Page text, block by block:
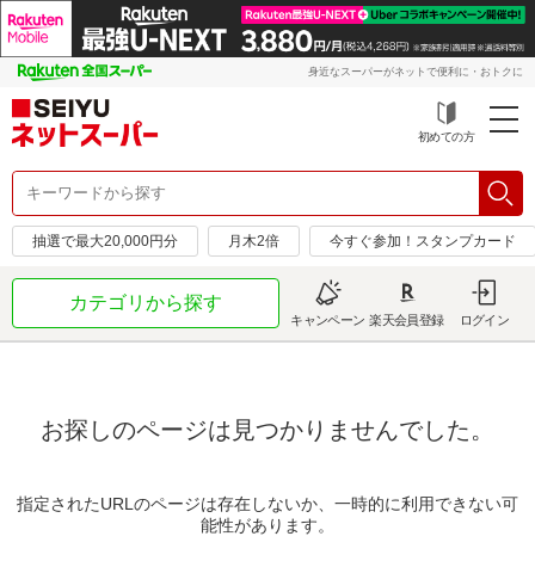
身近なスーパーがネットで便利に・おトクに
初めての方
抽選で最大20,000円分 月木2倍 今すぐ参加！スタンプカード
カテゴリから探す
キャンペーン 楽天会員登録 ログイン
お探しのページは見つかりませんでした。
指定されたURLのページは存在しないか、一時的に利用できない可
能性があります。